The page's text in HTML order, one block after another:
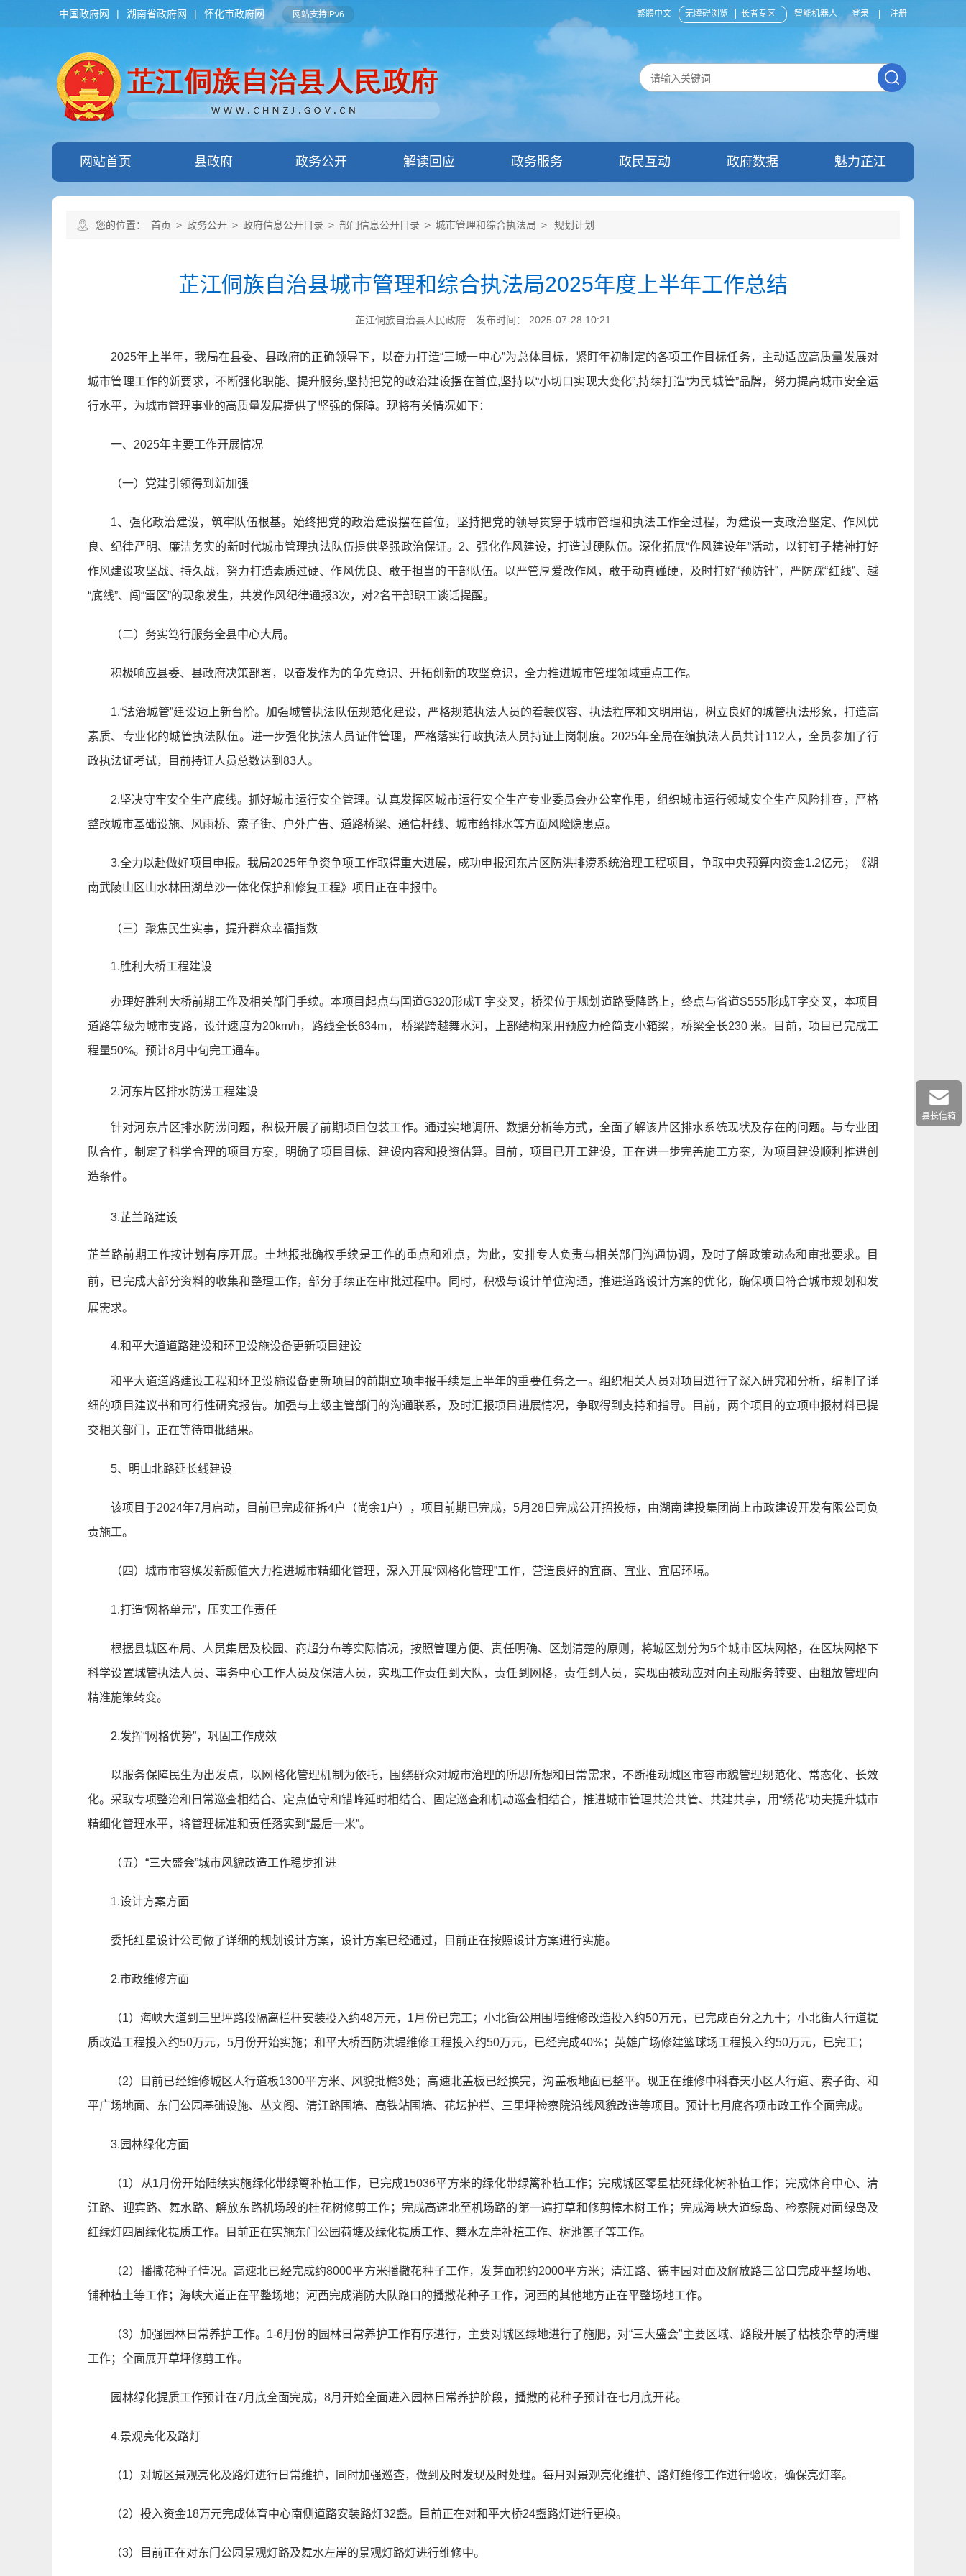
繁體中文 无障碍浏览 长者专区 智能机器人 登录 注册
中国政府网 | 湖南省政府网 | 怀化市政府网 网站支持IPv6
网站首页 县政府 政务公开 解读回应 政务服务 政民互动 政府数据 魅力芷江
您的位置： 首页 > 政务公开 > 政府信息公开目录 > 部门信息公开目录 > 城市管理和综合执法局 > 规划计划
芷江侗族自治县城市管理和综合执法局2025年度上半年工作总结
芷江侗族自治县人民政府 发布时间： 2025-07-28 10:21
2025年上半年，我局在县委、县政府的正确领导下，以奋力打造“三城一中心”为总体目标，紧盯年初制定的各项工作目标任务，主动适应高质量发展对
城市管理工作的新要求，不断强化职能、提升服务,坚持把党的政治建设摆在首位,坚持以“小切口实现大变化”,持续打造“为民城管”品牌，努力提高城市安全运
行水平，为城市管理事业的高质量发展提供了坚强的保障。现将有关情况如下：
一、2025年主要工作开展情况
（一）党建引领得到新加强
1、强化政治建设，筑牢队伍根基。始终把党的政治建设摆在首位，坚持把党的领导贯穿于城市管理和执法工作全过程，为建设一支政治坚定、作风优
良、纪律严明、廉洁务实的新时代城市管理执法队伍提供坚强政治保证。2、强化作风建设，打造过硬队伍。深化拓展“作风建设年”活动，以钉钉子精神打好
作风建设攻坚战、持久战，努力打造素质过硬、作风优良、敢于担当的干部队伍。以严管厚爱改作风，敢于动真碰硬，及时打好“预防针”，严防踩“红线”、越
“底线”、闯“雷区”的现象发生，共发作风纪律通报3次，对2名干部职工谈话提醒。
（二）务实笃行服务全县中心大局。
积极响应县委、县政府决策部署，以奋发作为的争先意识、开拓创新的攻坚意识，全力推进城市管理领域重点工作。
1.“法治城管”建设迈上新台阶。加强城管执法队伍规范化建设，严格规范执法人员的着装仪容、执法程序和文明用语，树立良好的城管执法形象，打造高
素质、专业化的城管执法队伍。进一步强化执法人员证件管理，严格落实行政执法人员持证上岗制度。2025年全局在编执法人员共计112人，全员参加了行
政执法证考试，目前持证人员总数达到83人。
2.坚决守牢安全生产底线。抓好城市运行安全管理。认真发挥区城市运行安全生产专业委员会办公室作用，组织城市运行领域安全生产风险排查，严格
整改城市基础设施、风雨桥、索子街、户外广告、道路桥梁、通信杆线、城市给排水等方面风险隐患点。
3.全力以赴做好项目申报。我局2025年争资争项工作取得重大进展，成功申报河东片区防洪排涝系统治理工程项目，争取中央预算内资金1.2亿元；《湖
南武陵山区山水林田湖草沙一体化保护和修复工程》项目正在申报中。
（三）聚焦民生实事，提升群众幸福指数
1.胜利大桥工程建设
办理好胜利大桥前期工作及相关部门手续。本项目起点与国道G320形成T 字交叉，桥梁位于规划道路受降路上，终点与省道S555形成T字交叉，本项目
道路等级为城市支路，设计速度为20km/h，路线全长634m， 桥梁跨越舞水河，上部结构采用预应力砼简支小箱梁，桥梁全长230 米。目前，项目已完成工
程量50%。预计8月中旬完工通车。
2.河东片区排水防涝工程建设
针对河东片区排水防涝问题，积极开展了前期项目包装工作。通过实地调研、数据分析等方式，全面了解该片区排水系统现状及存在的问题。与专业团
队合作，制定了科学合理的项目方案，明确了项目目标、建设内容和投资估算。目前，项目已开工建设，正在进一步完善施工方案，为项目建设顺利推进创
造条件。
3.芷兰路建设
芷兰路前期工作按计划有序开展。土地报批确权手续是工作的重点和难点，为此，安排专人负责与相关部门沟通协调，及时了解政策动态和审批要求。目
前，已完成大部分资料的收集和整理工作，部分手续正在审批过程中。同时，积极与设计单位沟通，推进道路设计方案的优化，确保项目符合城市规划和发
展需求。
4.和平大道道路建设和环卫设施设备更新项目建设
和平大道道路建设工程和环卫设施设备更新项目的前期立项申报手续是上半年的重要任务之一。组织相关人员对项目进行了深入研究和分析，编制了详
细的项目建议书和可行性研究报告。加强与上级主管部门的沟通联系，及时汇报项目进展情况，争取得到支持和指导。目前，两个项目的立项申报材料已提
交相关部门，正在等待审批结果。
5、明山北路延长线建设
该项目于2024年7月启动，目前已完成征拆4户（尚余1户），项目前期已完成，5月28日完成公开招投标，由湖南建投集团尚上市政建设开发有限公司负
责施工。
（四）城市市容焕发新颜值大力推进城市精细化管理，深入开展“网格化管理”工作，营造良好的宜商、宜业、宜居环境。
1.打造“网格单元”，压实工作责任
根据县城区布局、人员集居及校园、商超分布等实际情况，按照管理方便、责任明确、区划清楚的原则，将城区划分为5个城市区块网格，在区块网格下
科学设置城管执法人员、事务中心工作人员及保洁人员，实现工作责任到大队，责任到网格，责任到人员，实现由被动应对向主动服务转变、由粗放管理向
精准施策转变。
2.发挥“网格优势”，巩固工作成效
以服务保障民生为出发点，以网格化管理机制为依托，围绕群众对城市治理的所思所想和日常需求，不断推动城区市容市貌管理规范化、常态化、长效
化。采取专项整治和日常巡查相结合、定点值守和错峰延时相结合、固定巡查和机动巡查相结合，推进城市管理共治共管、共建共享，用“绣花”功夫提升城市
精细化管理水平，将管理标准和责任落实到“最后一米”。
（五）“三大盛会”城市风貌改造工作稳步推进
1.设计方案方面
委托红星设计公司做了详细的规划设计方案，设计方案已经通过，目前正在按照设计方案进行实施。
2.市政维修方面
（1）海峡大道到三里坪路段隔离栏杆安装投入约48万元，1月份已完工；小北街公用围墙维修改造投入约50万元，已完成百分之九十；小北街人行道提
质改造工程投入约50万元，5月份开始实施；和平大桥西防洪堤维修工程投入约50万元，已经完成40%；英雄广场修建篮球场工程投入约50万元，已完工；
（2）目前已经维修城区人行道板1300平方米、风貌批檐3处；高速北盖板已经换完，沟盖板地面已整平。现正在维修中科春天小区人行道、索子街、和
平广场地面、东门公园基础设施、丛文阁、清江路围墙、高铁站围墙、花坛护栏、三里坪检察院沿线风貌改造等项目。预计七月底各项市政工作全面完成。
3.园林绿化方面
（1）从1月份开始陆续实施绿化带绿篱补植工作，已完成15036平方米的绿化带绿篱补植工作；完成城区零星枯死绿化树补植工作；完成体育中心、清
江路、迎宾路、舞水路、解放东路机场段的桂花树修剪工作；完成高速北至机场路的第一遍打草和修剪樟木树工作；完成海峡大道绿岛、检察院对面绿岛及
红绿灯四周绿化提质工作。目前正在实施东门公园荷塘及绿化提质工作、舞水左岸补植工作、树池篦子等工作。
（2）播撒花种子情况。高速北已经完成约8000平方米播撒花种子工作，发芽面积约2000平方米；清江路、德丰园对面及解放路三岔口完成平整场地、
铺种植土等工作；海峡大道正在平整场地；河西完成消防大队路口的播撒花种子工作，河西的其他地方正在平整场地工作。
（3）加强园林日常养护工作。1-6月份的园林日常养护工作有序进行，主要对城区绿地进行了施肥，对“三大盛会”主要区域、路段开展了枯枝杂草的清理
工作；全面展开草坪修剪工作。
园林绿化提质工作预计在7月底全面完成，8月开始全面进入园林日常养护阶段，播撒的花种子预计在七月底开花。
4.景观亮化及路灯
（1）对城区景观亮化及路灯进行日常维护，同时加强巡查，做到及时发现及时处理。每月对景观亮化维护、路灯维修工作进行验收，确保亮灯率。
（2）投入资金18万元完成体育中心南侧道路安装路灯32盏。目前正在对和平大桥24盏路灯进行更换。
（3）目前正在对东门公园景观灯路及舞水左岸的景观灯路灯进行维修中。
县长信箱